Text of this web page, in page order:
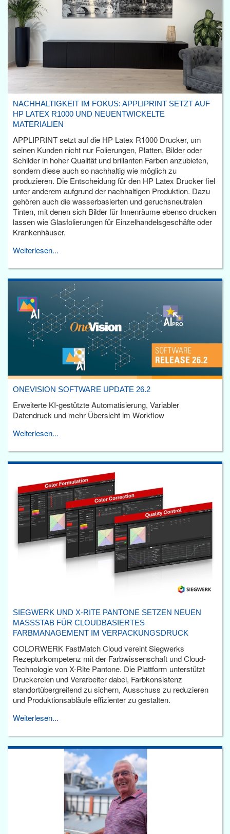
NACHHALTIGKEIT IM FOKUS: APPLIPRINT SETZT AUF
HP LATEX R1000 UND NEUENTWICKELTE
MATERIALIEN
APPLIPRINT setzt auf die HP Latex R1000 Drucker, um
seinen Kunden nicht nur Folierungen, Platten, Bilder oder
Schilder in hoher Qualität und brillanten Farben anzubieten,
sondern diese auch so nachhaltig wie möglich zu
produzieren. Die Entscheidung für den HP Latex Drucker fiel
unter anderem aufgrund der nachhaltigen Produktion. Dazu
gehören auch die wasserbasierten und geruchsneutralen
Tinten, mit denen sich Bilder für Innenräume ebenso drucken
lassen wie Glasfolierungen für Einzelhandelsgeschäfte oder
Krankenhäuser.
Weiterlesen...
ONEVISION SOFTWARE UPDATE 26.2
Erweiterte KI-gestützte Automatisierung, Variabler
Datendruck und mehr Übersicht im Workflow
Weiterlesen...
SIEGWERK UND X-RITE PANTONE SETZEN NEUEN
MASSSTAB FÜR CLOUDBASIERTES F
ARBMANAGEMENT IM VERPACKUNGSDRUCK
COLORWERK FastMatch Cloud vereint Siegwerks
Rezepturkompetenz mit der Farbwissenschaft und Cloud-
Technologie von X-Rite Pantone. Die Plattform unterstützt
Druckereien und Verarbeiter dabei, Farbkonsistenz
standortübergreifend zu sichern, Ausschuss zu reduzieren
und Produktionsabläufe effizienter zu gestalten.
Weiterlesen...